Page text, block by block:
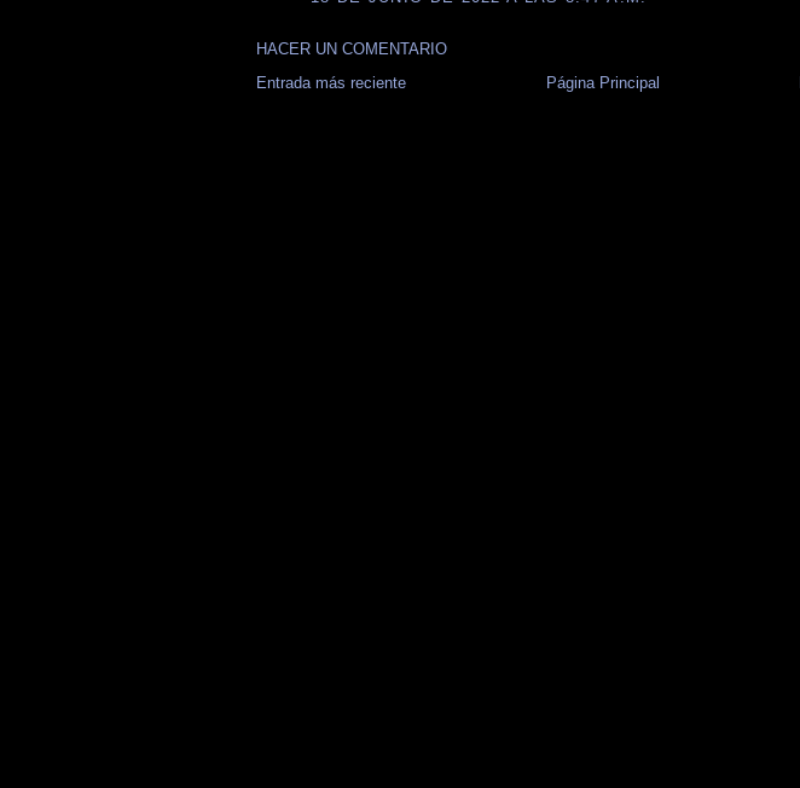
HACER UN COMENTARIO
Entrada más reciente
Página Principal